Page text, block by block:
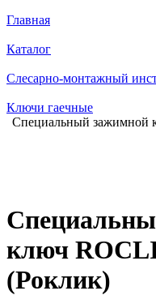
Главная
Каталог
Слесарно-монтажный
Ключи гаечные
Специальный зажимной
ключ
(Роклик)